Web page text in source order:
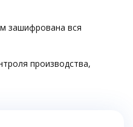
зашифрована вся
производства,